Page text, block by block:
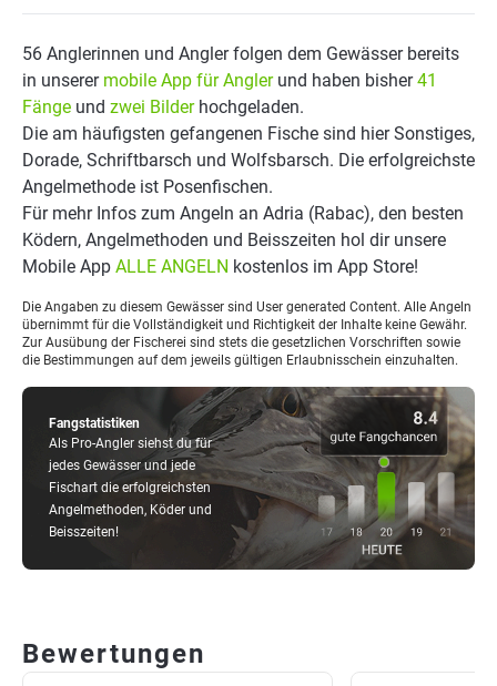
Fangstatistiken
Als Pro-Angler siehst du für
jedes Gewässer und jede
Fischart die erfolgreichsten
Angelmethoden, Köder und
Beisszeiten!
56 Anglerinnen und Angler folgen dem Gewässer bereits
in unserer mobile App für Anglerund haben bisher41
Fänge und zwei Bilderhochgeladen.
Die am häufigsten gefangenen Fische sind hier Sonstiges,
Dorade, Schriftbarsch und Wolfsbarsch. Die erfolgreichste
Angelmethode ist Posenfischen.
Für mehr Infos zum Angeln an Adria (Rabac), den besten
Ködern, Angelmethoden und Beisszeiten hol dir unsere
Mobile App ALLE ANGELN kostenlos im App Store!
Die Angaben zu diesem Gewässer sind User generated Content. Alle Angeln
übernimmt für die Vollständigkeit und Richtigkeit der Inhalte keine Gewähr.
Zur Ausübung der Fischerei sind stets die gesetzlichen Vorschriften sowie
die Bestimmungen auf dem jeweils gültigen Erlaubnisschein einzuhalten.
Bewertungen